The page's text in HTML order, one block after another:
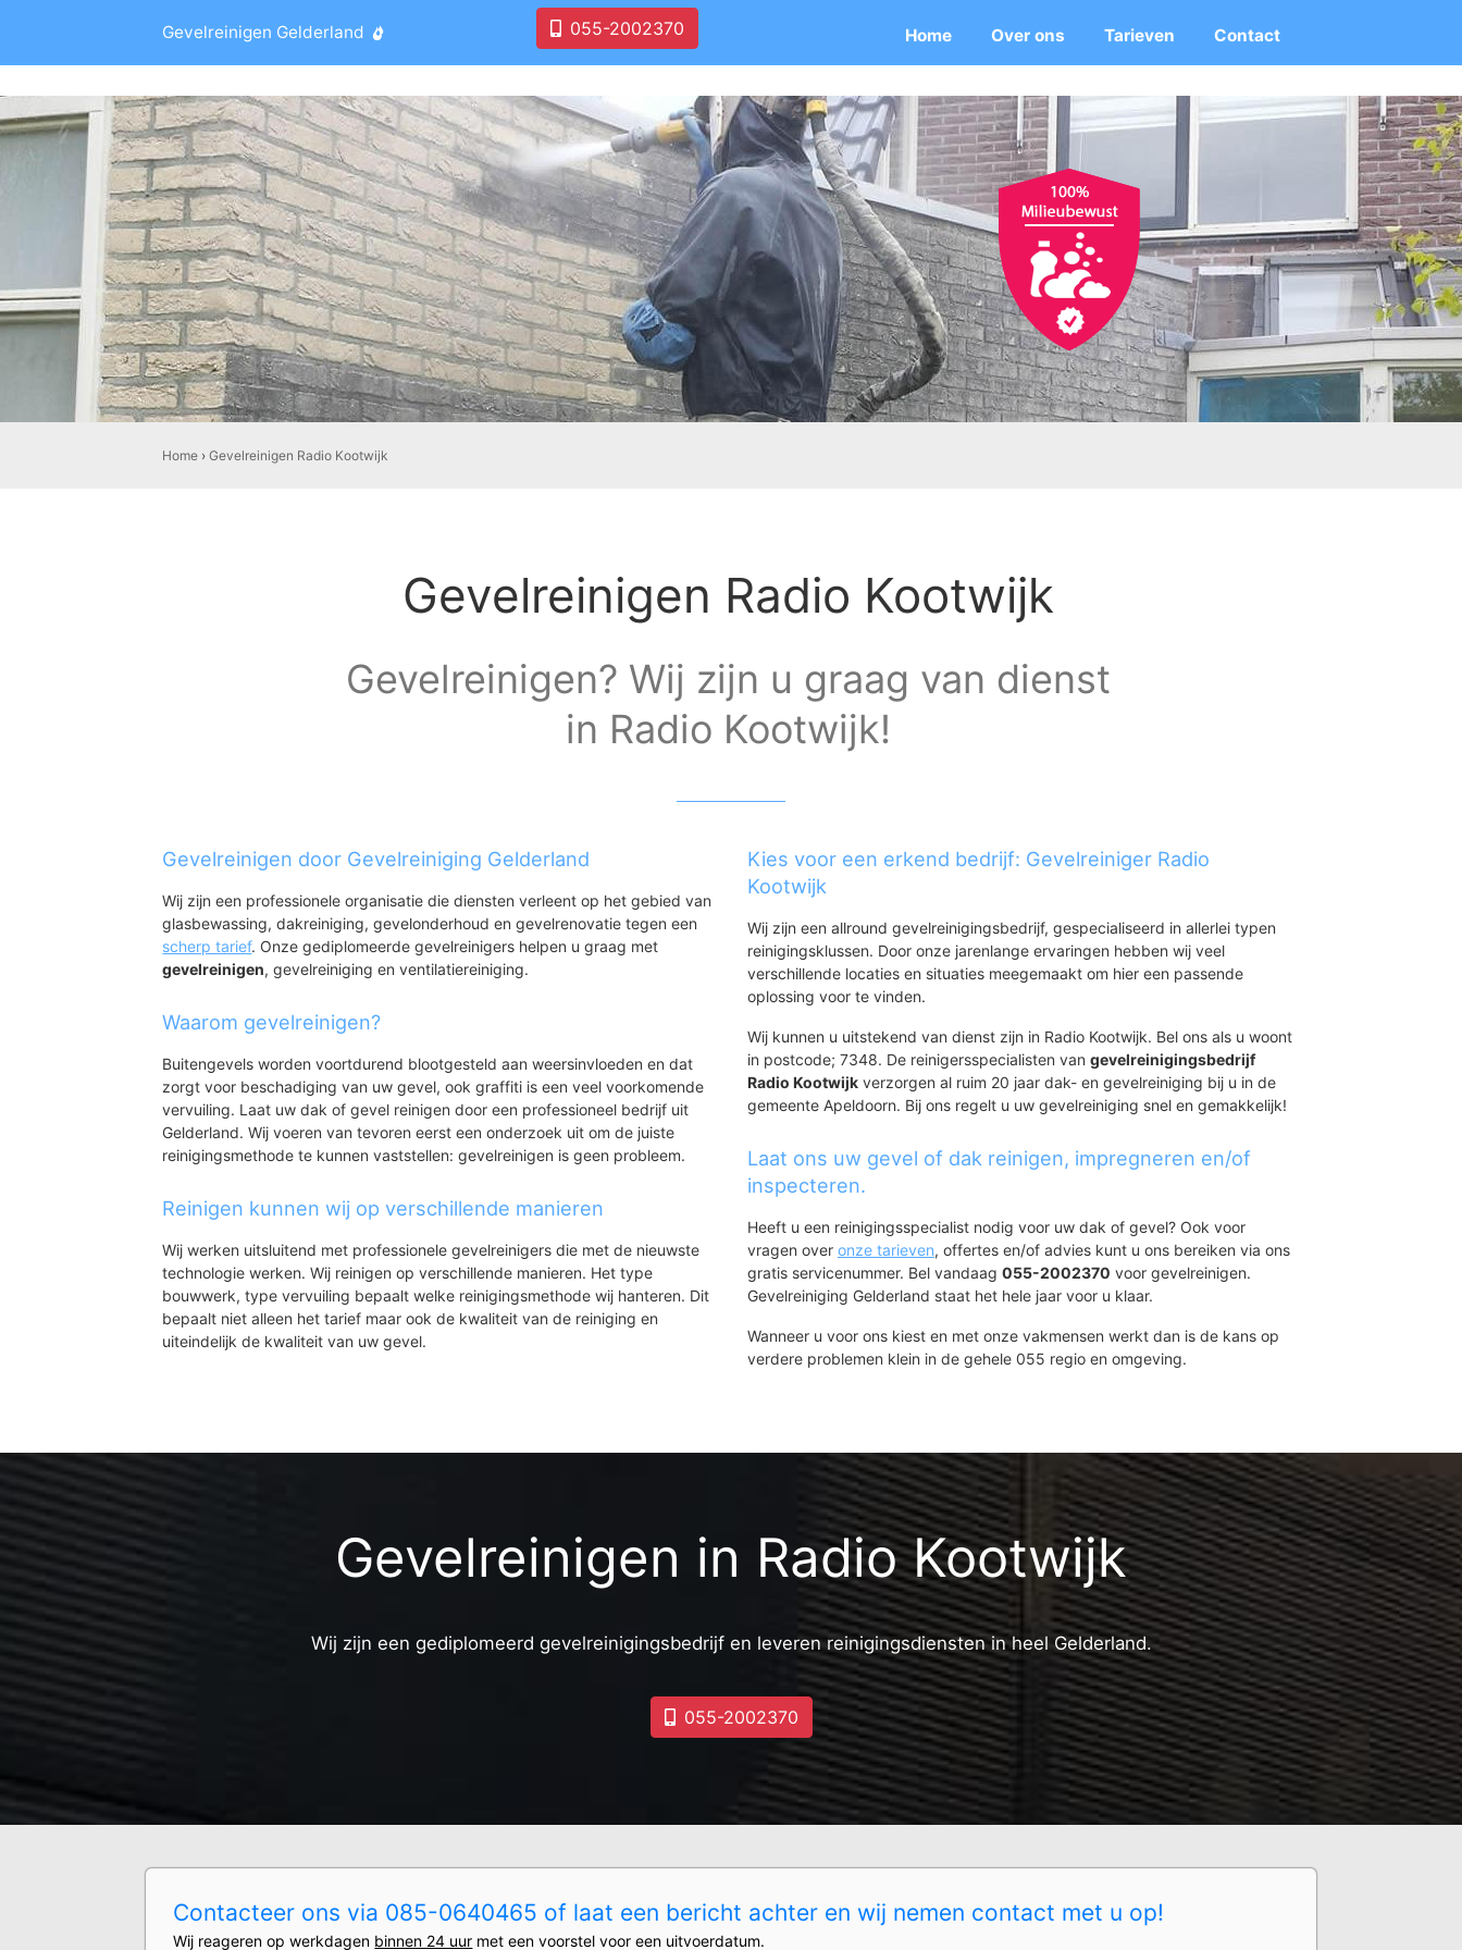
Gevelreinigen Gelderland 055-2002370 Home Over ons Tarieven Contact
Home ›Gevelreinigen Radio Kootwijk
Gevelreinigen Radio Kootwijk
Gevelreinigen? Wij zijn u graag van dienst
in Radio Kootwijk!
Gevelreinigen door Gevelreiniging Gelderland
Wij zijn een professionele organisatie die diensten verleent op het gebied van
glasbewassing, dakreiniging, gevelonderhoud en gevelrenovatie tegen een
scherp tarief. Onze gediplomeerde gevelreinigers helpen u graag met
gevelreinigen, gevelreiniging en ventilatiereiniging.
Waarom gevelreinigen?
Buitengevels worden voortdurend blootgesteld aan weersinvloeden en dat
zorgt voor beschadiging van uw gevel, ook graffiti is een veel voorkomende
vervuiling. Laat uw dak of gevel reinigen door een professioneel bedrijf uit
Gelderland. Wij voeren van tevoren eerst een onderzoek uit om de juiste
reinigingsmethode te kunnen vaststellen: gevelreinigen is geen probleem.
Reinigen kunnen wij op verschillende manieren
Wij werken uitsluitend met professionele gevelreinigers die met de nieuwste
technologie werken. Wij reinigen op verschillende manieren. Het type
bouwwerk, type vervuiling bepaalt welke reinigingsmethode wij hanteren. Dit
bepaalt niet alleen het tarief maar ook de kwaliteit van de reiniging en
uiteindelijk de kwaliteit van uw gevel.
Kies voor een erkend bedrijf: Gevelreiniger Radio
Kootwijk
Wij zijn een allround gevelreinigingsbedrijf, gespecialiseerd in allerlei typen
reinigingsklussen. Door onze jarenlange ervaringen hebben wij veel
verschillende locaties en situaties meegemaakt om hier een passende
oplossing voor te vinden.
Wij kunnen u uitstekend van dienst zijn in Radio Kootwijk. Bel ons als u woont
in postcode; 7348. De reinigersspecialisten van gevelreinigingsbedrijf
Radio Kootwijk verzorgen al ruim 20 jaar dak- en gevelreiniging bij u in de
gemeente Apeldoorn. Bij ons regelt u uw gevelreiniging snel en gemakkelijk!
Laat ons uw gevel of dak reinigen, impregneren en/of
inspecteren.
Heeft u een reinigingsspecialist nodig voor uw dak of gevel? Ook voor
vragen over onze tarieven, offertes en/of advies kunt u ons bereiken via ons
gratis servicenummer. Bel vandaag 055-2002370 voor gevelreinigen.
Gevelreiniging Gelderland staat het hele jaar voor u klaar.
Wanneer u voor ons kiest en met onze vakmensen werkt dan is de kans op
verdere problemen klein in de gehele 055 regio en omgeving.
Gevelreinigen in Radio Kootwijk
Wij zijn een gediplomeerd gevelreinigingsbedrijf en leveren reinigingsdiensten in heel Gelderland.
055-2002370
Contacteer ons via 085-0640465 of laat een bericht achter en wij nemen contact met u op!
Wij reageren op werkdagen binnen 24 uur met een voorstel voor een uitvoerdatum.